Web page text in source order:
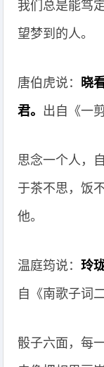
我们总是能笃
望梦到的人。
唐伯虎说： 晓
君。 出自《一
思念一个人，
于茶不思，饭
他。
温庭筠说：玲
自《南歌子词
骰子六面，每